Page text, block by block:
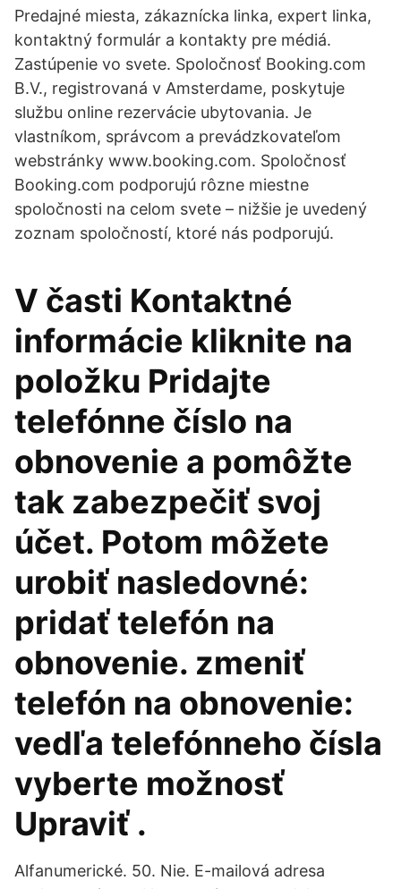
Predajné miesta, zákaznícka linka, expert linka,
kontaktný formulár a kontakty pre médiá.
Zastúpenie vo svete. Spoločnosť Booking.com
B.V., registrovaná v Amsterdame, poskytuje
službu online rezervácie ubytovania. Je
vlastníkom, správcom a prevádzkovateľom
webstránky www.booking.com. Spoločnosť
Booking.com podporujú rôzne miestne
spoločnosti na celom svete – nižšie je uvedený
zoznam spoločností, ktoré nás podporujú.
V časti Kontaktné
informácie kliknite na
položku Pridajte
telefónne číslo na
obnovenie a pomôžte
tak zabezpečiť svoj
účet. Potom môžete
urobiť nasledovné:
pridať telefón na
obnovenie. zmeniť
telefón na obnovenie:
vedľa telefónneho čísla
vyberte možnosť
Upraviť .
Alfanumerické. 50. Nie. E-mailová adresa